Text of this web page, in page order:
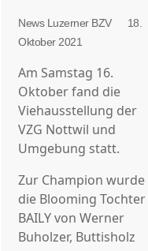
News Luzerner BZV
18.
Oktober 2021
Am Samstag 16.
Oktober fand die
Viehausstellung der
VZG Nottwil und
Umgebung statt.
Zur Champion wurde
die Blooming Tochter
BAILY von Werner
Buholzer, Buttisholz